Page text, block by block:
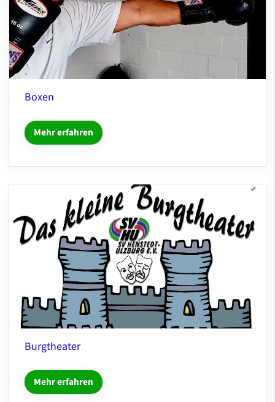
Boxen
Mehr erfahren
Burgtheater
Mehr erfahren